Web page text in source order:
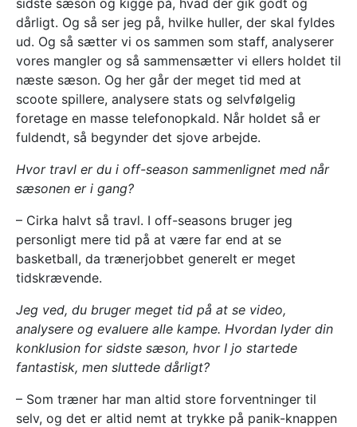
dårligt. Og så ser jeg på, hvilke huller, der skal fyldes
ud. Og så sætter vi os sammen som staff, analyserer
vores mangler og så sammensætter vi ellers holdet til
næste sæson. Og her går der meget tid med at
scoote spillere, analysere stats og selvfølgelig
foretage en masse telefonopkald. Når holdet så er
fuldendt, så begynder det sjove arbejde.
Hvor travl er du i off-season sammenlignet med når
sæsonen er i gang?
– Cirka halvt så travl. I off-seasons bruger jeg
personligt mere tid på at være far end at se
basketball, da trænerjobbet generelt er meget
tidskrævende.
Jeg ved, du bruger meget tid på at se video,
analysere og evaluere alle kampe. Hvordan lyder din
konklusion for sidste sæson, hvor I jo startede
fantastisk, men sluttede dårligt?
– Som træner har man altid store forventninger til
selv, og det er altid nemt at trykke på panik-knappen